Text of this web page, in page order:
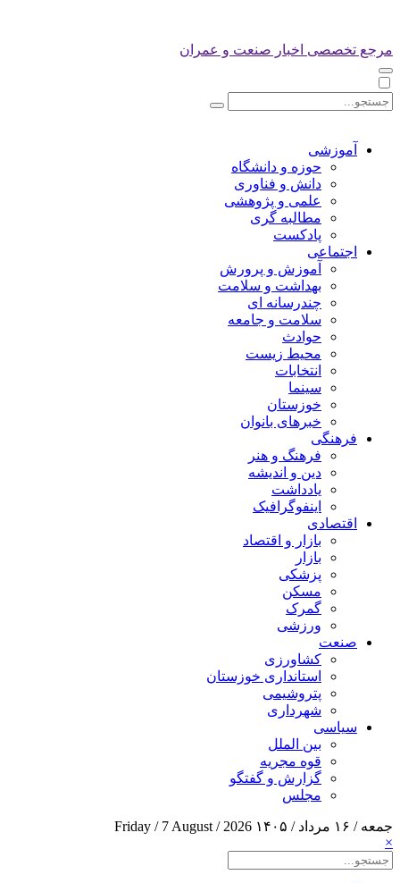
مرجع تخصصی اخبار صنعت و عمران
آموزشی
حوزه و دانشگاه
دانش و فناوری
علمی و پژوهشی
مطالبه گری
پادکست
اجتماعی
آموزش و پرورش
بهداشت و سلامت
چندرسانه ای
سلامت و جامعه
حوادث
محیط زیست
انتخابات
سینما
خوزستان
خبرهای بانوان
فرهنگی
فرهنگ و هنر
دین و اندیشه
یادداشت
اینفوگرافیک
اقتصادی
بازار و اقتصاد
بازار
پزشکی
مسکن
گمرک
ورزشی
صنعت
کشاورزی
استانداری خوزستان
پتروشیمی
شهرداری
سیاسی
بین الملل
قوه مجریه
گزارش و گفتگو
مجلس
جمعه / ۱۶ مرداد / ۱۴۰۵
Friday / 7 August / 2026
×